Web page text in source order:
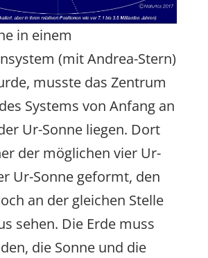
in einem
(mit Andrea-Stern)
musste das Zentrum
Systems von Anfang an
Ur-Sonne liegen. Dort
der möglichen vier Ur-
Ur-Sonne geformt, den
an der gleichen Stelle
sehen. Die Erde muss
die Sonne und die